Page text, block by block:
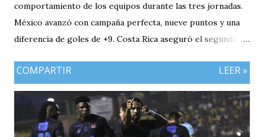
comportamiento de los equipos durante las tres jornadas.
México avanzó con campaña perfecta, nueve puntos y una
diferencia de goles de +9. Costa Rica aseguró el segundo
tres puntos y diferencia de -1, mientras Antigua y Barbuda
cerró sin sumar. ¿Por qué Guatemala terminó tercera y
dependió de otros resultados? Porque el equipo solo
consiguió imponer condiciones frente al rival más débil del
COMPARTIR LEER »